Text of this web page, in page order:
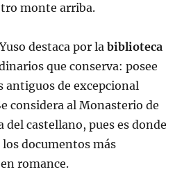
monte arriba.
destaca por labiblioteca
que conserva: posee
antiguos de excepcional
considera al Monasterio de
del castellano, pues es donde
documentos más
romance.